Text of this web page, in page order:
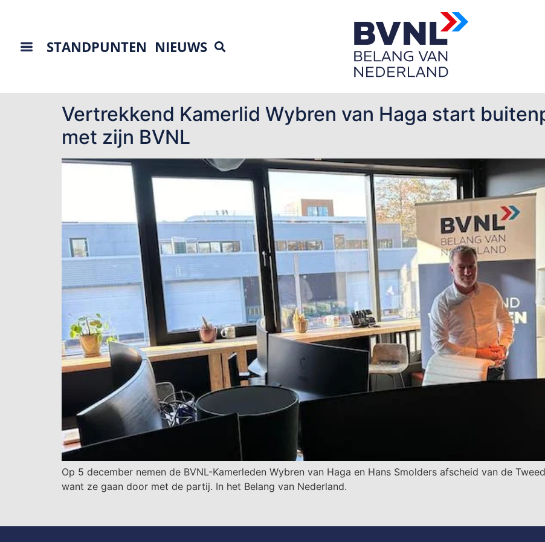
STANDPUNTEN NIEUWS
Vertrekkend Kamerlid Wybren van Haga start
met zijn BVNL
Op 5 december nemen de BVNL-Kamerleden Wybren van Haga en Hans Smolders afscheid van de
want ze gaan door met de partij. In het Belang van Nederland.